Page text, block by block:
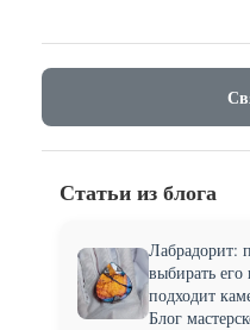
Статьи из блога
Лабрадорит:
выбирать
подходит
Блог